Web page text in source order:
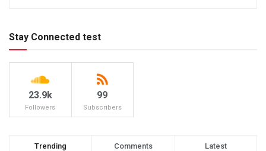
Stay Connected test
23.9k
Followers
99
Subscribers
Trending Comments Latest